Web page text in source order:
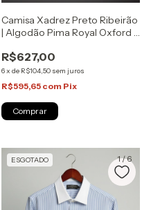
Camisa Xadrez Preto Ribeirão
| Algodão Pima Royal Oxford |
R$627,00
6x de R$104,50 sem juros
R$595,65 com Pix
Comprar
1/6
ESGOTADO